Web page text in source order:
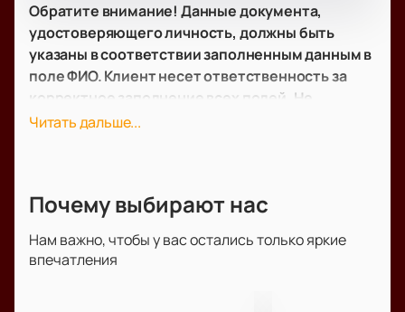
Обратите внимание! Данные документа,
удостоверяющего личность, должны быть
указаны в соответствии заполненным данным в
поле ФИО. Клиент несет ответственность за
корректное заполнение всех полей. Не
забудьте взять документ с собой!
В афише театрального сезона Москвы — спектакль
«По следам Снежной Королевы». Представление
пройдет в театре «Уголок дедушки Дурова» по
Читать дальше...
Почему выбирают нас
Нам важно, чтобы у вас остались только яркие
впечатления